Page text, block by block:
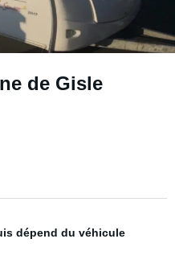
de Gisle
dépend du véhicule